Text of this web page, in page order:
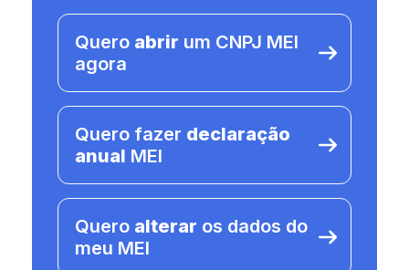
Quero abrir um CNPJ MEI
agora
Quero fazer declaração
anual MEI
Quero alterar os dados do
meu MEI